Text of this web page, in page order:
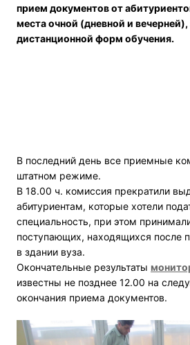
прием документов от
места очной (дневной и вечерней),
дистанционной форм обучения.
В последний день все приемные
штатном режиме.
В 18.00 ч. комиссия прекратили
абитуриентам, которые хотели
специальность, при этом
поступающих, находящихся после
в здании вуза.
Окончательные результаты
известны не позднее 12.00 на
окончания приема документов.